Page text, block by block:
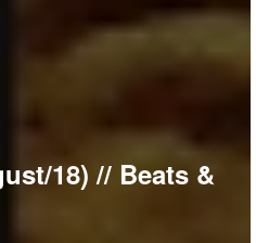
18) // Beats &